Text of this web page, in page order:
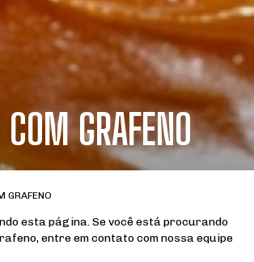
GRAFENO
GRAFENO
esta página. Se você está procurando
entre em contato com nossa equipe